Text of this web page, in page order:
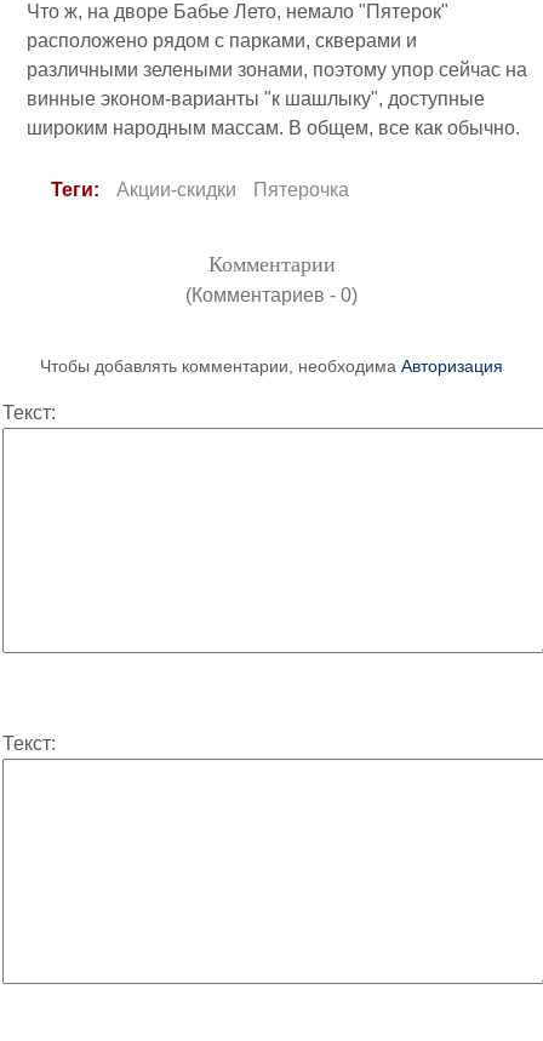
Что ж, на дворе Бабье Лето, немало "Пятерок"
расположено рядом с парками, скверами и
различными зелеными зонами, поэтому упор сейчас на
винные эконом-варианты "к шашлыку", доступные
широким народным массам. В общем, все как обычно.
Теги: Акции-скидки Пятерочка
Комментарии
(Комментариев - 0)
Чтобы добавлять комментарии, необходима Авторизация
Текст:
Текст: